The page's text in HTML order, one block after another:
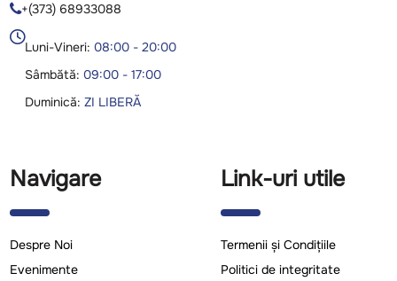
+(373) 68933088

Luni-Vineri:08:00 - 20:00
Sâmbătă:09:00 - 17:00
Duminică:ZI LIBERĂ
Navigare
Despre Noi
Evenimente
Link-uri utile
Termenii și Condițiile
Politici de integritate